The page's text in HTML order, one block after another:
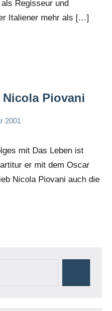
Regisseur und
Italiener mehr als […]
Piovani
2001
mit Das Leben ist
er mit dem Oscar
Nicola Piovani auch die